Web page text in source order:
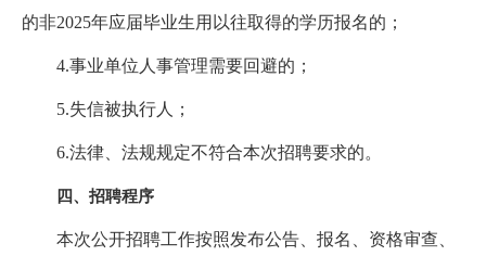
的非2025年应届毕业生用以往取得的学历报名的；
4.事业单位人事管理需要回避的；
5.失信被执行人；
6.法律、法规规定不符合本次招聘要求的。
四、招聘程序
本次公开招聘工作按照发布公告、报名、资格审查、